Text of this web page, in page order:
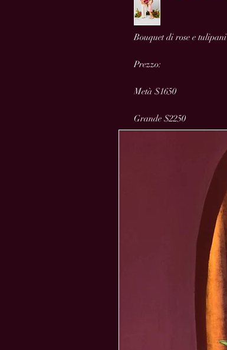
Bouquet di rose e tulipani
Prezzo:
Metà $1650
Grande $2250